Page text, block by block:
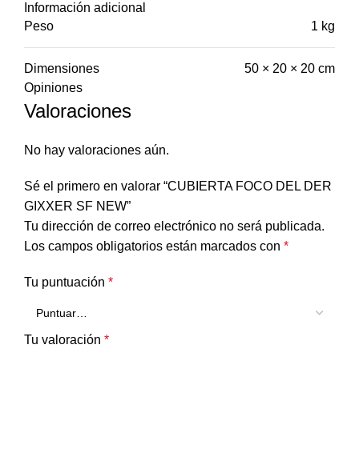
Información adicional
Peso
1 kg
Dimensiones
50 × 20 × 20 cm
Opiniones
Valoraciones
No hay valoraciones aún.
Sé el primero en valorar “CUBIERTA FOCO DEL DER
GIXXER SF NEW”
Tu dirección de correo electrónico no será publicada.
Los campos obligatorios están marcados con *
Tu puntuación *
Tu valoración *